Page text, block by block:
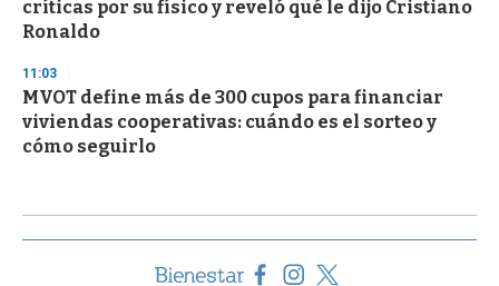
críticas por su físico y reveló qué le dijo Cristiano
Ronaldo
11:03
MVOT define más de 300 cupos para financiar
viviendas cooperativas: cuándo es el sorteo y
cómo seguirlo